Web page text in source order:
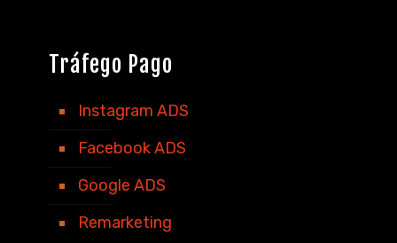
Tráfego Pago
Instagram ADS
Facebook ADS
Google ADS
Remarketing